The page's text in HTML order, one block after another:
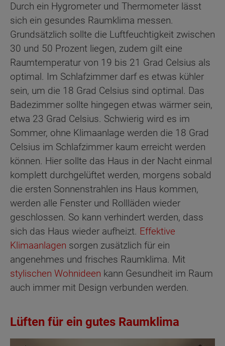
Durch ein Hygrometer und Thermometer lässt
sich ein gesundes Raumklima messen.
Grundsätzlich sollte die Luftfeuchtigkeit zwischen
30 und 50 Prozent liegen, zudem gilt eine
Raumtemperatur von 19 bis 21 Grad Celsius als
optimal. Im Schlafzimmer darf es etwas kühler
sein, um die 18 Grad Celsius sind optimal. Das
Badezimmer sollte hingegen etwas wärmer sein,
etwa 23 Grad Celsius. Schwierig wird es im
Sommer, ohne Klimaanlage werden die 18 Grad
Celsius im Schlafzimmer kaum erreicht werden
können. Hier sollte das Haus in der Nacht einmal
komplett durchgelüftet werden, morgens sobald
die ersten Sonnenstrahlen ins Haus kommen,
werden alle Fenster und Rollläden wieder
geschlossen. So kann verhindert werden, dass
sich das Haus wieder aufheizt. Effektive
Klimaanlagen sorgen zusätzlich für ein
angenehmes und frisches Raumklima. Mit
stylischen Wohnideen kann Gesundheit im Raum
auch immer mit Design verbunden werden.
Lüften für ein gutes Raumklima